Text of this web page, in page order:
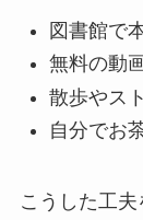
図書館で
無料の動
散歩やス
自分でお
こうした工